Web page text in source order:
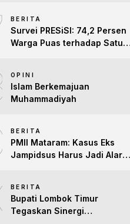
Kepedulian Sosial
BERITA
Survei PRESiSI: 74,2 Persen
Warga Puas terhadap Satu
OPINI
Islam Berkemajuan
Muhammadiyah
BERITA
PMII Mataram: Kasus Eks
Jampidsus Harus Jadi Alarm
BERITA
Bupati Lombok Timur
Tegaskan Sinergi